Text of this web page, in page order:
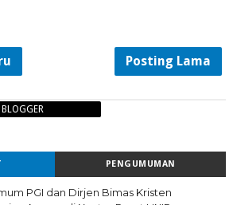
Posting Lama
BLOGGER
PENGUMUMAN
PGI dan Dirjen Bimas Kristen